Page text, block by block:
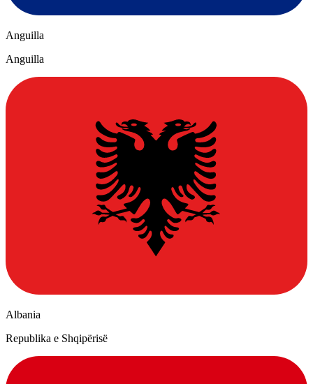
Anguilla
Anguilla
Albania
Republika e Shqipërisë